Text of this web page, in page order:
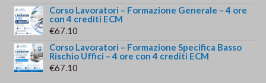
Corso Lavoratori – Formazione Generale – 4 ore
con 4 crediti ECM
€67.10
Corso Lavoratori – Formazione Specifica Basso
Rischio Uffici – 4 ore con 4 crediti ECM
€67.10